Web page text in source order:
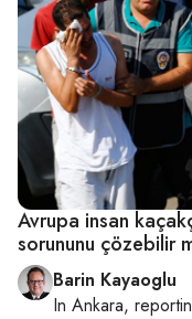
Avrupa insan
sorununu çözebilir
Barin Kayaoglu
In Ankara,